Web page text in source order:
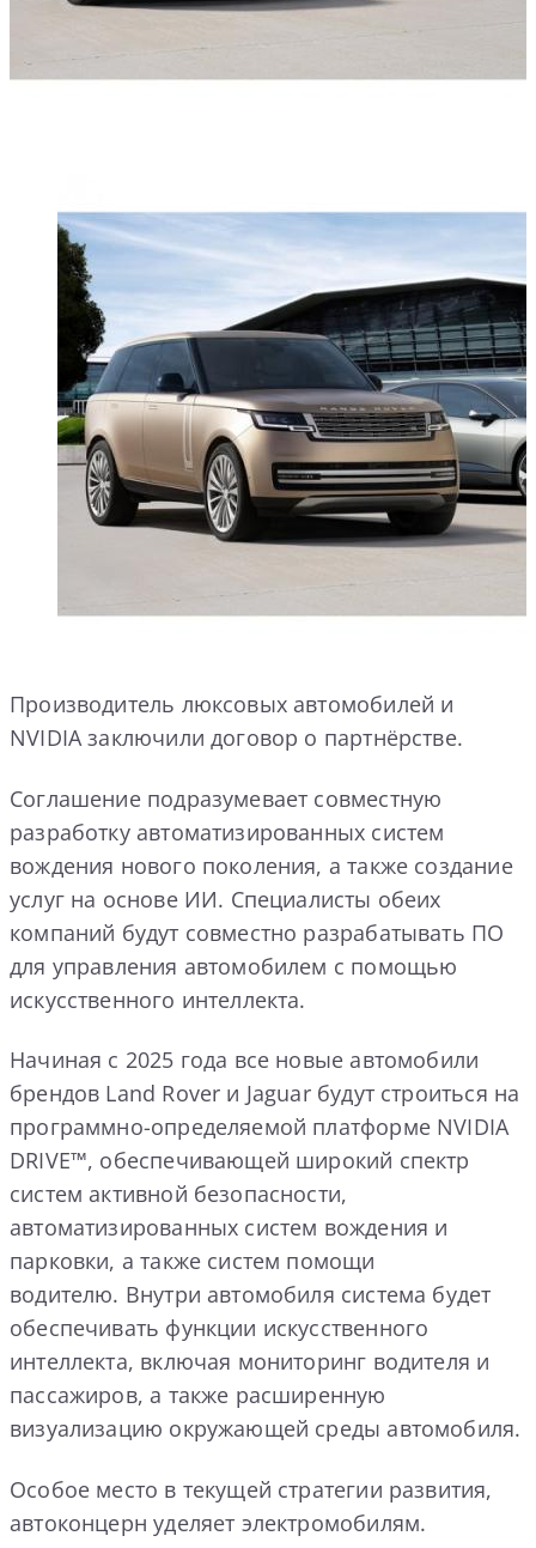
Производитель люксовых автомобилей и
NVIDIA заключили договор о партнёрстве.
Соглашение подразумевает совместную
разработку автоматизированных систем
вождения нового поколения, а также создание
услуг на основе ИИ. Специалисты обеих
компаний будут совместно разрабатывать ПО
для управления автомобилем с помощью
искусственного интеллекта.
Начиная с 2025 года все новые автомобили
брендов Land Rover и Jaguar будут строиться на
программно-определяемой платформе NVIDIA
DRIVE™, обеспечивающей широкий спектр
систем активной безопасности,
автоматизированных систем вождения и
парковки, а также систем помощи
водителю. Внутри автомобиля система будет
обеспечивать функции искусственного
интеллекта, включая мониторинг водителя и
пассажиров, а также расширенную
визуализацию окружающей среды автомобиля.
Особое место в текущей стратегии развития,
автоконцерн уделяет электромобилям.